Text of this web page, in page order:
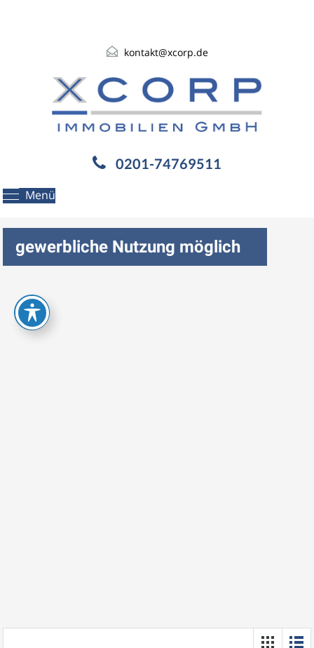
kontakt@xcorp.de
Menü
0201-74769511
gewerbliche Nutzung möglich